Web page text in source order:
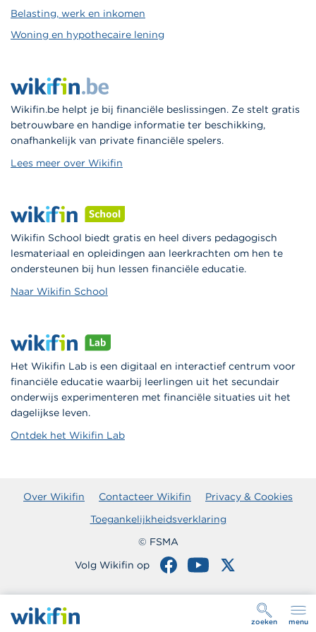
zoeken menu
Belasting, werk en inkomen
Woning en hypothecaire lening
Wikifin.be helpt je bij financiële beslissingen. Ze stelt gratis
betrouwbare en handige informatie ter beschikking,
onafhankelijk van private financiële spelers.
Lees meer over Wikifin
Wikifin School biedt gratis en heel divers pedagogisch
lesmateriaal en opleidingen aan leerkrachten om hen te
ondersteunen bij hun lessen financiële educatie.
Naar Wikifin School
Het Wikifin Lab is een digitaal en interactief centrum voor
financiële educatie waarbij leerlingen uit het secundair
onderwijs experimenteren met financiële situaties uit het
dagelijkse leven.
Ontdek het Wikifin Lab
Over Wikifin Contacteer Wikifin
Privacy & Cookies
Toegankelijkheidsverklaring
© FSMA
Volg Wikifin op